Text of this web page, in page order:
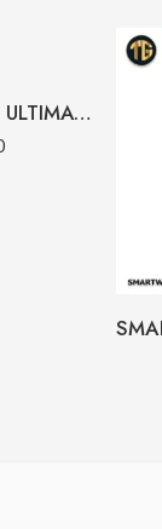
SMARTWATCH TG ULTIMATE SK4 PLUS CARGA INALAMBRICA